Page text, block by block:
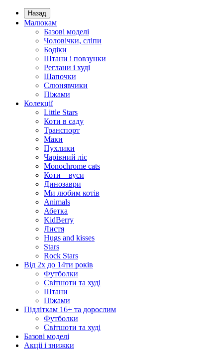
Назад
Малюкам
Базові моделі
Чоловічки, сліпи
Бодіки
Штани і повзунки
Реглани і худі
Шапочки
Слюнявчики
Піжами
Колекції
Little Stars
Коти в саду
Транспорт
Маки
Пухлики
Чарівний ліс
Monochrome cats
Коти – вуси
Динозаври
Ми любим котів
Animals
Абетка
KidBerry
Листя
Hugs and kisses
Stars
Rock Stars
Від 2х до 14ти років
Футболки
Світшоти та худі
Штани
Піжами
Підліткам 16+ та дорослим
Футболки
Світшоти та худі
Базові моделі
Акціі і знижки